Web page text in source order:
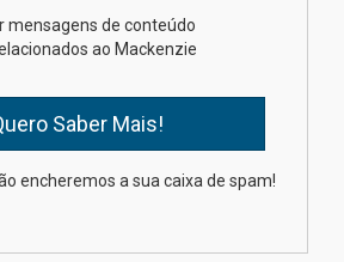
Brasília prepara seus
estudantes para o PAS antes
mesmo do Ensino Médio
na educação dos filhos além da
mensagens de conteúdo
ao Mackenzie
encheremos a sua caixa de spam!